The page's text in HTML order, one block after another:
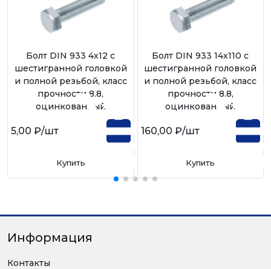
Болт DIN 933 4х12 с
шестигранной головкой
и полной резьбой, класс
прочности 8.8,
оцинкованный
5,00 ₽/шт
Купить
Болт DIN 933 14х110 с
шестигранной головкой
и полной резьбой, класс
прочности 8.8,
оцинкованный
160,00 ₽/шт
Купить
Информация
Контакты